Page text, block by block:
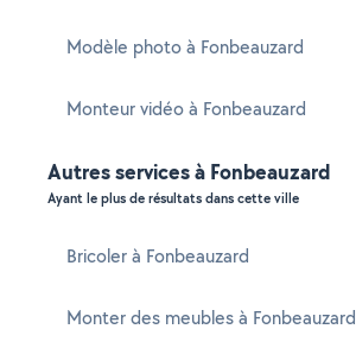
Modèle photo à Fonbeauzard
Monteur vidéo à Fonbeauzard
Autres services à Fonbeauzard
Ayant le plus de résultats dans cette ville
Bricoler à Fonbeauzard
Monter des meubles à Fonbeauzard